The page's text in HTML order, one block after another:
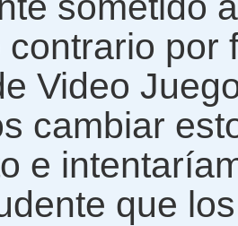
contrario por
Video
cambiar
e
que